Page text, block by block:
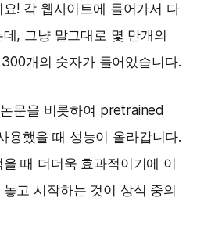
! 각 웹사이트에 들어가서 다
, 그냥 말그대로 몇 만개의
개의 숫자가 들어있습니다.
문을 비롯하여 pretrained
했을 때 성능이 올라갑니다.
때 더더욱 효과적이기에 이
고 시작하는 것이 상식 중의